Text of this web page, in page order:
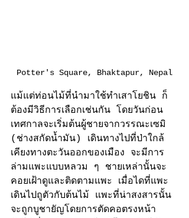
Potter's Square, Bhaktapur, Nepal
แม้แต่ท่อนไม้ที่นำมาใช้ทำเสาโยชิน ก็
ต้องมีวิธีการเลือกเช่นกัน โดยวันก่อน
เทศกาลจะเริ่มต้นผู้ชายจากวรรณะเซมิ
(ช่างสกัดน้ำมัน) เดินทางไปที่ป่าใกล้
เคียงทางตะวันออกของเมือง จะมีการ
ล่ามแพะแบบหลวม ๆ ชายเหล่านั้นจะ
คอยเฝ้าดูและติดตามแพะ เมื่อไดที่แพะ
เดินไปถูตัวกับต้นไม้ แพะที่น่าสงสารนั้น
จะถูกบูชายัญโดยการตัดคอตรงหน้า